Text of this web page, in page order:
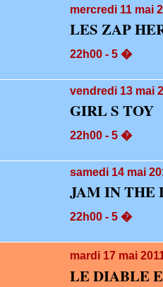
mercredi 11 mai
LES ZAP
22h00 - 5 �
vendredi 13 mai
GIRL S TOY
22h00 - 5 �
samedi 14 mai
JAM IN THE
22h00 - 5 �
mardi 17 mai
LE DIABLE